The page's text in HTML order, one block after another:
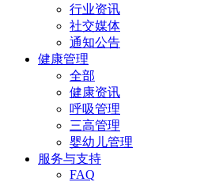
行业资讯
社交媒体
通知公告
健康管理
全部
健康资讯
呼吸管理
三高管理
婴幼儿管理
服务与支持
FAQ